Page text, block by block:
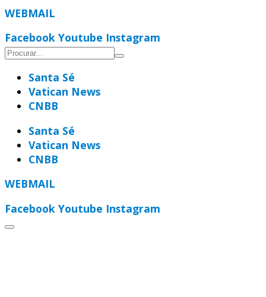
WEBMAIL
Facebook Youtube Instagram
Santa Sé
Vatican News
CNBB
Santa Sé
Vatican News
CNBB
WEBMAIL
Facebook Youtube Instagram